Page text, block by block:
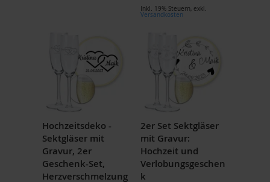
Inkl. 19% Steuern, exkl.
Versandkosten
Hochzeitsdeko -
Sektgläser mit
Gravur, 2er
Geschenk-Set,
Herzverschmelzung
2er Set Sektgläser
mit Gravur:
Hochzeit und
Verlobungsgeschen
k